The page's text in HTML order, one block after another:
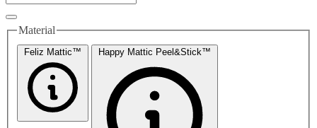
Material
Feliz Mattic™ Happy Mattic Peel&Stick™